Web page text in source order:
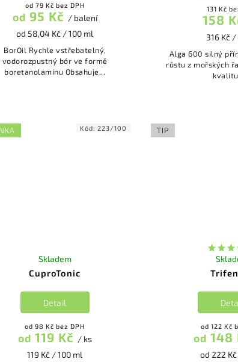
od 79 Kč bez DPH
od 95 Kč / balení
od 58,04 Kč / 100 ml
BorOil Rychle vstřebatelný,
vodorozpustný bór ve formě
boretanolaminu Obsahuje...
131 Kč
158
316 Kč /
Alga 600 silný přírodní stimulátor
růstu z mořských
CuproTonic
Skladem
od 98 Kč bez DPH
od 119 Kč / ks
119 Kč / 100 ml
Detail
Kód:223/100 TIP
od 122 Kč
od 148
od 222